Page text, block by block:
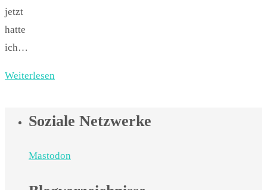
jetzt
hatte
ich…
Weiterlesen
Soziale Netzwerke
Mastodon